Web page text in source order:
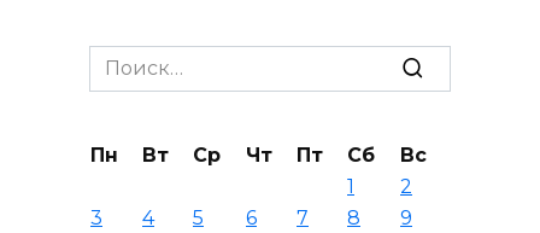
Search
for:
Пн Вт Ср Чт Пт Сб
Вс
1
2
3
4 5 6 7 8
9